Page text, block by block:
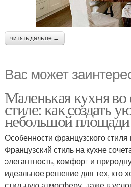
читать дальше →
Вас может
Маленькая кухня
стиле: как создать
небольшой площади
Особенности французского стиля
Французский стиль на кухне
элегантность, комфорт и
идеальное решение для тех, кто